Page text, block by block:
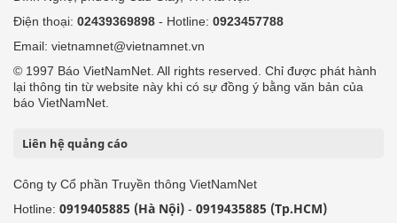
Điện thoại: 02439369898 - Hotline: 0923457788
Email: vietnamnet@vietnamnet.vn
© 1997 Báo VietNamNet. All rights reserved. Chỉ được phát hành
lại thông tin từ website này khi có sự đồng ý bằng văn bản của
báo VietNamNet.
Liên hệ quảng cáo
Công ty Cổ phần Truyền thông VietNamNet
Hotline: 0919405885 (Hà Nội) - 0919435885 (Tp.HCM)